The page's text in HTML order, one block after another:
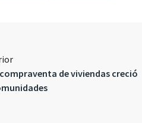
de viviendas creció